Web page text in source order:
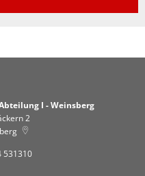
I - Weinsberg
2
531310